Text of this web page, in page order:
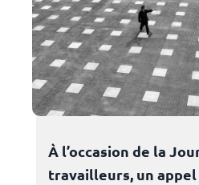
À l’occasion de la
travailleurs, un